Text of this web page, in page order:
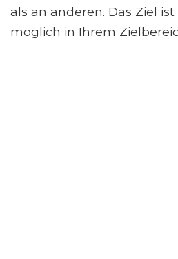
als an anderen. Das Ziel ist
möglich in Ihrem